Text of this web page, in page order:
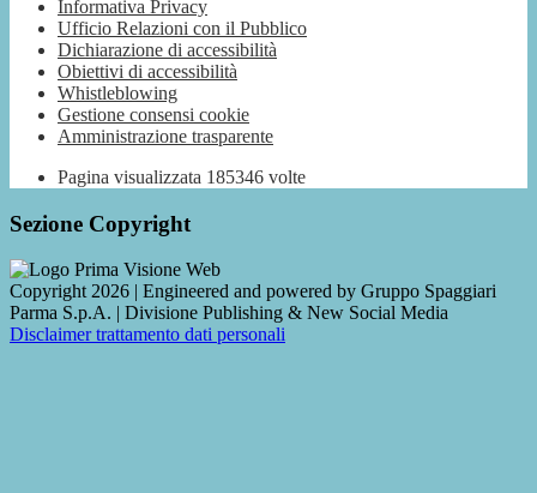
Informativa Privacy
Ufficio Relazioni con il Pubblico
Dichiarazione di accessibilità
Obiettivi di accessibilità
Whistleblowing
Gestione consensi cookie
Amministrazione trasparente
Pagina visualizzata 185346 volte
Sezione Copyright
Copyright 2026 | Engineered and powered by Gruppo Spaggiari
Parma S.p.A. | Divisione Publishing & New Social Media
Disclaimer trattamento dati personali